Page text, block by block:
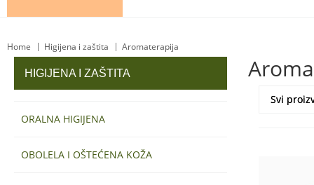
Home Higijena i zaštita Aromaterapija
HIGIJENA I ZAŠTITA
ORALNA HIGIJENA
OBOLELA I OŠTEĆENA KOŽA